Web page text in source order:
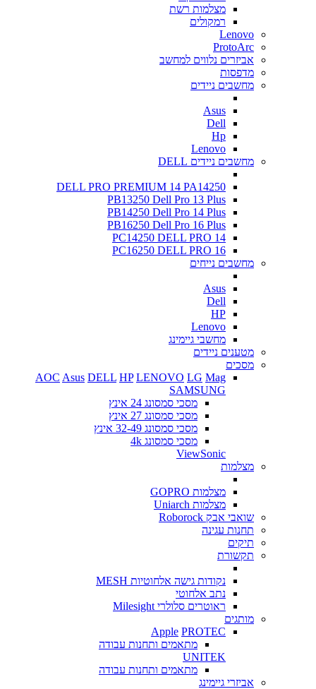
מצלמות רשת
רמקולים
Lenovo
ProtoArc
אביזרים נלווים למחשב
מדפסות
מחשבים ניידים
Asus
Dell
Hp
Lenovo
מחשבים ניידים DELL
DELL PRO PREMIUM 14 PA14250
PB13250 Dell Pro 13 Plus
PB14250 Dell Pro 14 Plus
PB16250 Dell Pro 16 Plus
PC14250 DELL PRO 14
PC16250 DELL PRO 16
מחשבים נייחים
Asus
Dell
HP
Lenovo
מחשבי גיימינג
מטענים ניידים
מסכים
AOC Asus DELL HP LENOVO LG Mag
SAMSUNG
מסכי סמסונג 24 אינץ
מסכי סמסונג 27 אינץ
מסכי סמסונג 32-49 אינץ
מסכי סמסונג 4k
ViewSonic
מצלמות
מצלמות GOPRO
מצלמות Uniarch
שואבי אבק Roborock
תחנות עגינה
תיקים
תקשורת
נקודות גישה אלחוטיות MESH
נתב אלחוטי
ראוטרים סלולרי Milesight
מותגים
Apple PROTEC
מתאמים ותחנות עבודה
UNITEK
מתאמים ותחנות עבודה
אביזרי גיימינג